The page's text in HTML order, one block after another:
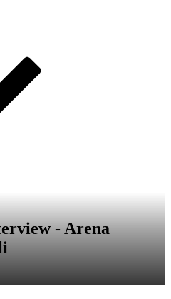
- Arena